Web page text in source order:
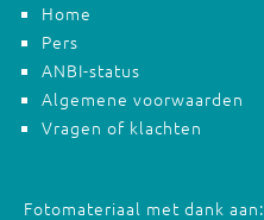
Home
Pers
ANBI-status
Algemene voorwaarden
Vragen of klachten
Fotomateriaal met dank aan: